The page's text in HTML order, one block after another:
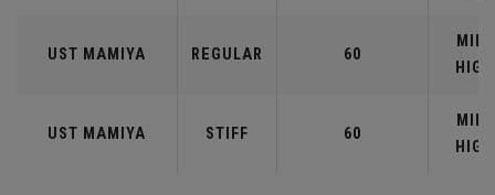
UST MAMIYA REGULAR 60
MID-
HIGH
UST MAMIYA STIFF 60
MID-
HIGH